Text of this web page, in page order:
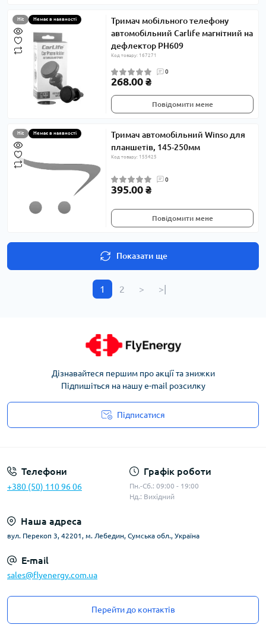
Hit Немає в наявності
Тримач мобільного телефону
автомобільний Carlife магнітний на
дефлектор PH609
Код товару: 167271
0
268.00 ₴
Повідомити мене
Hit Немає в наявності
Тримач автомобільний Winso для
планшетів, 145-250мм
Код товару: 155425
0
395.00 ₴
Повідомити мене
Показати ще
1 2 > >|
Дізнавайтеся першим про акції та знижки
Підпишіться на нашу e-mail розсилку
Підписатися
Телефони
+380 (50) 110 96 06
Графік роботи
Пн.-Сб.: 09:00 - 19:00
Нд.: Вихідний
Наша адреса
вул. Перекоп 3, 42201, м. Лебедин, Сумська обл., Україна
E-mail
sales@flyenergy.com.ua
Перейти до контактів